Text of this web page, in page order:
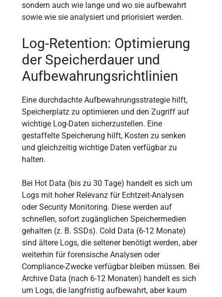
sondern auch wie lange und wo sie aufbewahrt
sowie wie sie analysiert und priorisiert werden.
Log-Retention: Optimierung
der Speicherdauer und
Aufbewahrungsrichtlinien
Eine durchdachte Aufbewahrungsstrategie hilft,
Speicherplatz zu optimieren und den Zugriff auf
wichtige Log-Daten sicherzustellen. Eine
gestaffelte Speicherung hilft, Kosten zu senken
und gleichzeitig wichtige Daten verfügbar zu
halten.
Bei Hot Data (bis zu 30 Tage) handelt es sich um
Logs mit hoher Relevanz für Echtzeit-Analysen
oder Security Monitoring. Diese werden auf
schnellen, sofort zugänglichen Speichermedien
gehalten (z. B. SSDs). Cold Data (6-12 Monate)
sind ältere Logs, die seltener benötigt werden, aber
weiterhin für forensische Analysen oder
Compliance-Zwecke verfügbar bleiben müssen. Bei
Archive Data (nach 6-12 Monaten) handelt es sich
um Logs, die langfristig aufbewahrt, aber kaum